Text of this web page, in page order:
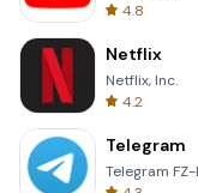
4.8
Netflix
Netflix, Inc.
4.2
Telegram
Telegram FZ-